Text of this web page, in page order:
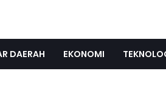
DAERAH EKONOMI